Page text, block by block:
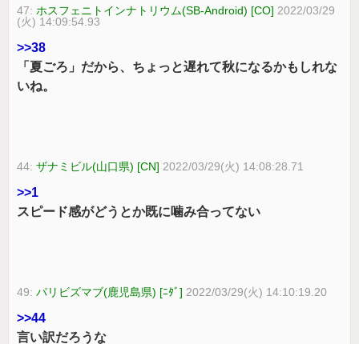
47: ホスフェニトインナトリウム(SB-Android) [CO] 2022/03/29
(火) 14:09:54.93
>>38
「夏ごろ」だから、ちょっと遅れて秋になるかもしれな
いね。
44:ザナミビル(山口県) [CN] 2022/03/29(火) 14:08:28.71
>>1
スピード感がどうとか既に噛み合ってない
49:パリビズマブ(鹿児島県) [ﾆﾀﾞ] 2022/03/29(火) 14:10:19.20
>>44
言い訳だろうな